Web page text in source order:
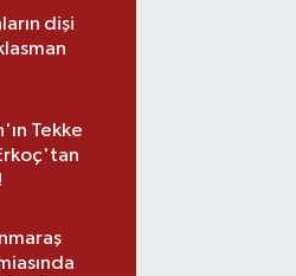
dişi
transfer!
Tekke